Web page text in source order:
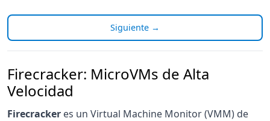
Siguiente →
Firecracker: MicroVMs de Alta
Velocidad
Firecracker es un Virtual Machine Monitor (VMM) de